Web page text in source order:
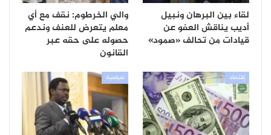
لقاء بين البرهان ونبيل
أديب يناقش العفو عن
قيادات من تحالف «صمود»
والي الخرطوم: نقف مع أي
معلم يتعرض للعنف وندعم
حصوله على حقه عبر
القانون
إقتصاد سياسية